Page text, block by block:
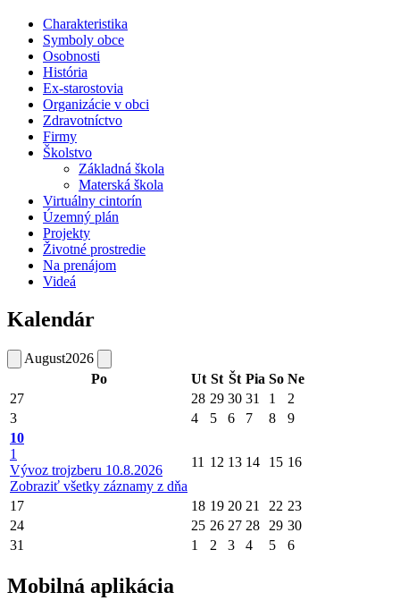
Charakteristika
Symboly obce
Osobnosti
História
Ex-starostovia
Organizácie v obci
Zdravotníctvo
Firmy
Školstvo
Základná škola
Materská škola
Virtuálny cintorín
Územný plán
Projekty
Životné prostredie
Na prenájom
Videá
Kalendár
August2026
Po
Ut St Št Pia So Ne
27
28 29 30 31 1
2
3
4 5 6 7 8
9
10
1
Vývoz trojzberu 10.8.2026
Zobraziť všetky záznamy z dňa
11 12 13 14 15 16
17 18 19 20 21 22 23
24
25 26 27 28 29 30
31
1 2 3 4 5 6
Mobilná aplikácia